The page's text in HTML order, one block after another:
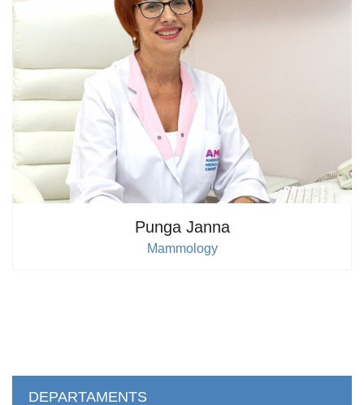
Punga Janna
Mammology
DEPARTAMENTS